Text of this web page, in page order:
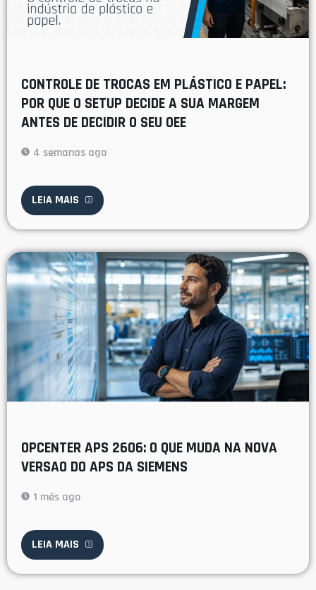
CONTROLE DE TROCAS EM PLÁSTICO E PAPEL:
POR QUE O SETUP DECIDE A SUA MARGEM
ANTES DE DECIDIR O SEU OEE
4 semanas ago
LEIA MAIS
OPCENTER APS 2606: O QUE MUDA NA NOVA
VERSAO DO APS DA SIEMENS
1 mês ago
LEIA MAIS